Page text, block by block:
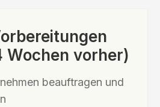
vorher)
beauftragen und